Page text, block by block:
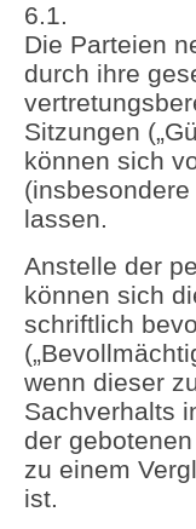
6.1.
Die Parteien
durch ihre
Sitzungen
können sich
lassen.
Anstelle der
können sich
schriftlich
wenn dieser
Sachverhalts
der
zu einem
ist.